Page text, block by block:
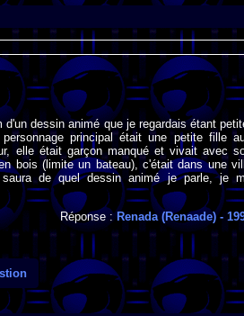
dessin animé que je regardais étant
principal était une petite fille
elle était garçon manqué et vivait avec
bois (limite un bateau), c'était dans une
de quel dessin animé je parle, je
Réponse :Renada (Renaade)-